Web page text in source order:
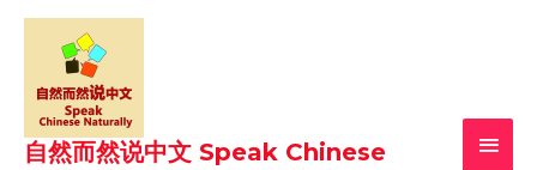
Skip
content
自然而然说中文 Speak Chinese